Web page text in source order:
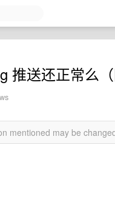
送还正常么（
mentioned may be